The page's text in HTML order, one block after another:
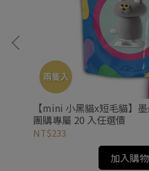
【mini 小黑貓x短毛貓】
團購專屬 20 入任選價
NT$233
加入購